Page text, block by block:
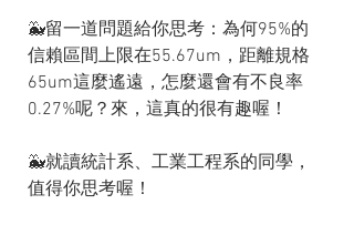
🐳留一道問題給你思考：為何95%的
信賴區間上限在55.67um，距離規格
65um這麼遙遠，怎麼還會有不良率
0.27%呢？來，這真的很有趣喔！
🐳就讀統計系、工業工程系的同學，
值得你思考喔！